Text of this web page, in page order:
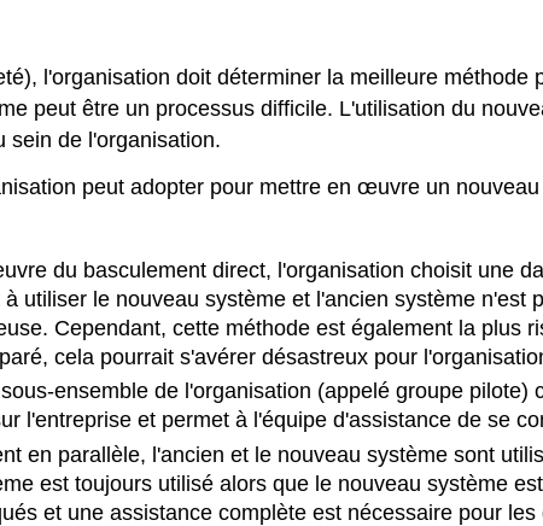
l'organisation doit déterminer la meilleure
peut être un processus difficile. L'utilisation du
sein de l'organisation.
peut adopter pour mettre en œuvre un
du basculement direct, l'organisation choisit une
utiliser le nouveau système et l'ancien système n'est
Cependant, cette méthode est également la plus
cela pourrait s'avérer désastreux pour
ensemble de l'organisation (appelé groupe
l'entreprise et permet à l'équipe d'assistance de se
en parallèle, l'ancien et le nouveau système sont
est toujours utilisé alors que le nouveau système
et une assistance complète est nécessaire pour les